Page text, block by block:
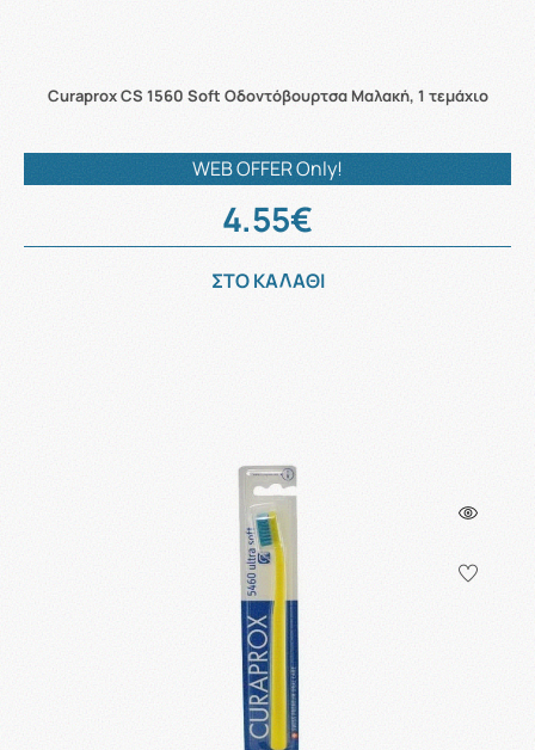
Curaprox CS 1560 Soft Οδοντόβουρτσα Μαλακή, 1 τεμάχιο
WEB OFFER Only!
4.55€
ΣΤΟ ΚΑΛΑΘΙ